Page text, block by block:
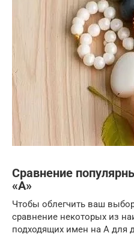
Сравнение
«А»
Чтобы облегчить ваш
сравнение некоторых из
подходящих имен на А для